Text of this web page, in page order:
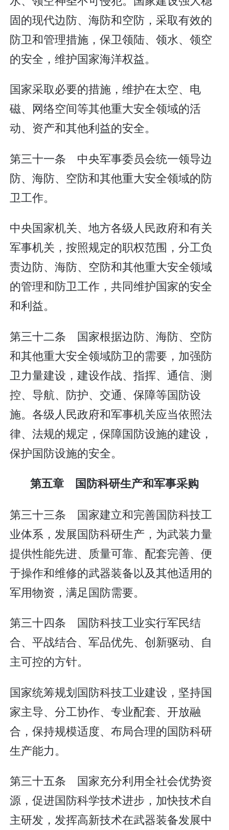
固的现代边防、海防和空防，采取有效的
防卫和管理措施，保卫领陆、领水、领空
的安全，维护国家海洋权益。
国家采取必要的措施，维护在太空、电
磁、网络空间等其他重大安全领域的活
动、资产和其他利益的安全。
第三十一条 中央军事委员会统一领导边
防、海防、空防和其他重大安全领域的防
卫工作。
中央国家机关、地方各级人民政府和有关
军事机关，按照规定的职权范围，分工负
责边防、海防、空防和其他重大安全领域
的管理和防卫工作，共同维护国家的安全
和利益。
第三十二条 国家根据边防、海防、空防
和其他重大安全领域防卫的需要，加强防
卫力量建设，建设作战、指挥、通信、测
控、导航、防护、交通、保障等国防设
施。各级人民政府和军事机关应当依照法
律、法规的规定，保障国防设施的建设，
保护国防设施的安全。
第五章 国防科研生产和军事采购
第三十三条 国家建立和完善国防科技工
业体系，发展国防科研生产，为武装力量
提供性能先进、质量可靠、配套完善、便
于操作和维修的武器装备以及其他适用的
军用物资，满足国防需要。
第三十四条 国防科技工业实行军民结
合、平战结合、军品优先、创新驱动、自
主可控的方针。
国家统筹规划国防科技工业建设，坚持国
家主导、分工协作、专业配套、开放融
合，保持规模适度、布局合理的国防科研
生产能力。
第三十五条 国家充分利用全社会优势资
源，促进国防科学技术进步，加快技术自
主研发，发挥高新技术在武器装备发展中